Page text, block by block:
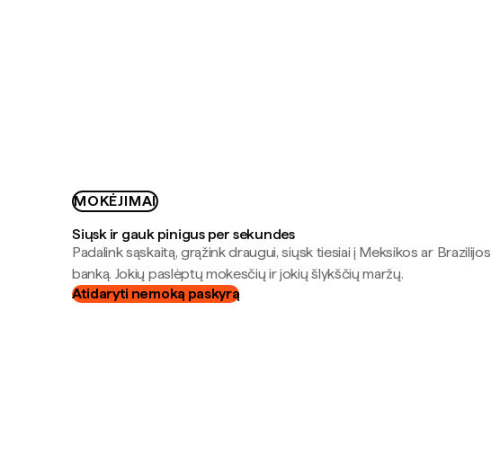
MOKĖJIMAI
Siųsk ir gauk pinigus per sekundes
Padalink sąskaitą, grąžink draugui, siųsk tiesiai į Meksikos ar Brazilijos
banką. Jokių paslėptų mokesčių ir jokių šlykščių maržų.
Atidaryti nemoką paskyrą